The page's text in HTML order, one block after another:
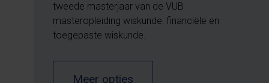
tweede masterjaar van de VUB
masteropleiding wiskunde: financiële en
toegepaste wiskunde.
Meer opties